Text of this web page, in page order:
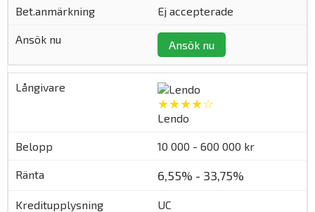
Ej accepterade
Ansök nu
★★★★☆
Lendo
10 000 - 600 000 kr
6,55% - 33,75%
UC